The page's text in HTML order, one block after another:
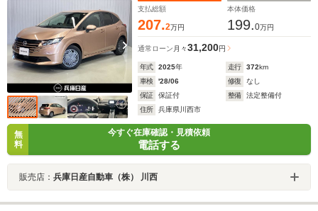
支払総額
207.2万円
本体価格
199.0万円
通常ローン 月々31,200円
年式 2025年 走行 372km
車検
'28/06 修復
なし
保証
保証付 整備
法定整備付
住所
兵庫県川西市
無
料
今すぐ在庫確認・見積依頼
電話する
販売店： 兵庫日産自動車（株） 川西